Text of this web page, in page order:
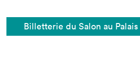
Billetterie du Salon au Palais